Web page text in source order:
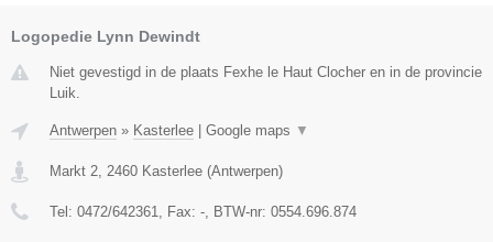
Logopedie Lynn Dewindt
Niet gevestigd in de plaats Fexhe le Haut Clocher en in de provincie
Luik.
Antwerpen » Kasterlee | Google maps ▼
Markt 2 2460 Kasterlee (Antwerpen)
Tel: 0472/642361 , Fax: - , BTW-nr: 0554.696.874